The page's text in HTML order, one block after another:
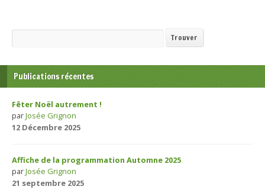
Recherche Trouver
Publications récentes
Fêter Noël autrement !
parJosée Grignon
12 Décembre 2025
Affiche de la programmation Automne 2025
parJosée Grignon
21 septembre 2025